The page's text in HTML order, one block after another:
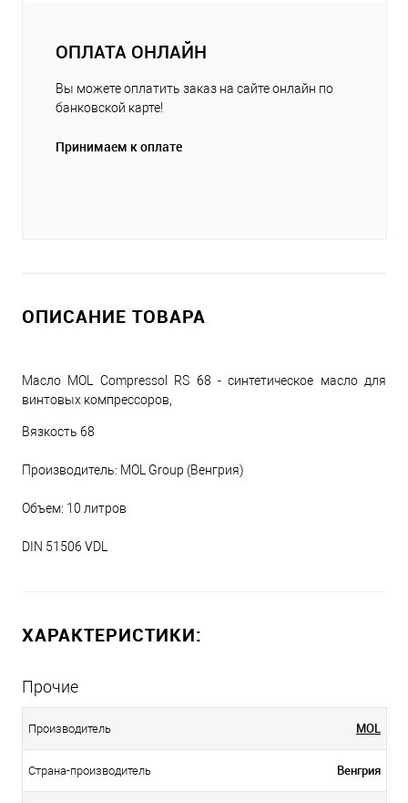
ОПЛАТА ОНЛАЙН
Вы можете оплатить заказ на сайте онлайн по
банковской карте!
Принимаем к оплате
ОПИСАНИЕ ТОВАРА
Масло MOL Compressol RS 68 - синтетическое масло для
винтовых компрессоров,
Вязкость 68
Производитель: MOL Group (Венгрия)
Объем: 10 литров
DIN 51506 VDL
ХАРАКТЕРИСТИКИ:
Прочие
Производитель MOL
Страна-производитель Венгрия